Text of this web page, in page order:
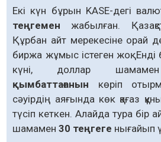
Екі күн бұрын KASE-дегі
теңгемен жабылған.
Құрбан айт мерекесіне орай
биржа жұмыс істеген жоқ. Енді
күні, доллар
қымбаттағанын көріп
сәуірдің аяғында көк қағаз
түсіп кеткен. Алайда тура бір
шамамен30 теңгеге нығайып